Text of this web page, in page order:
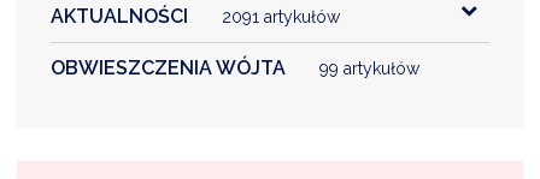
AKTUALNOŚCI 2091 artykułów
OBWIESZCZENIA WÓJTA 99 artykułów